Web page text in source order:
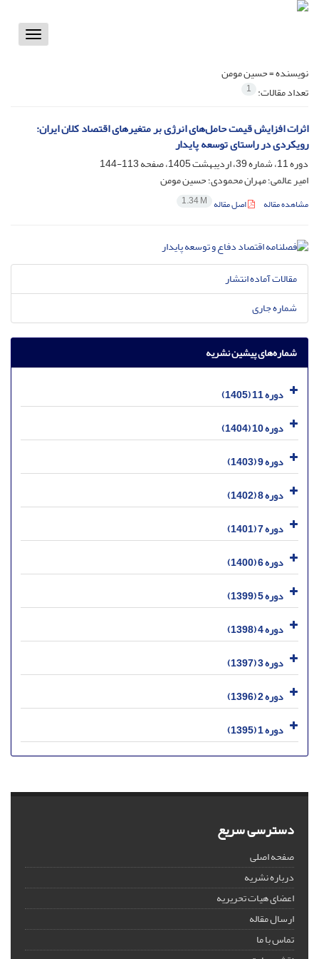
Toggle
نویسنده =حسین مومن
تعداد مقالات: 1
اثرات افزایش قیمت حامل‌های انرژی بر متغیرهای اقتصاد کلان ایران:
رویکردی در راستای توسعه پایدار
دوره 11، شماره 39، اردیبهشت 1405، صفحه
113-144
امیر عالمی؛ مهران محمودی؛ حسین مومن
مشاهده مقاله اصل مقاله 1.34 M
مقالات آماده انتشار
شماره جاری
شماره‌های پیشین نشریه
دوره 11 (1405)
دوره 10 (1404)
دوره 9 (1403)
دوره 8 (1402)
دوره 7 (1401)
دوره 6 (1400)
دوره 5 (1399)
دوره 4 (1398)
دوره 3 (1397)
دوره 2 (1396)
دوره 1 (1395)
دسترسی سریع
صفحه اصلی
درباره نشریه
اعضای هیات تحریریه
ارسال مقاله
تماس با ما